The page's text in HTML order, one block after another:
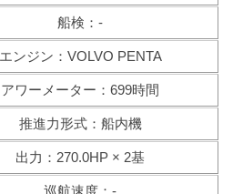
船検：-
エンジン：VOLVO PENTA
アワーメーター：699時間
推進力形式：船内機
出力：270.0HP × 2基
巡航速度：-